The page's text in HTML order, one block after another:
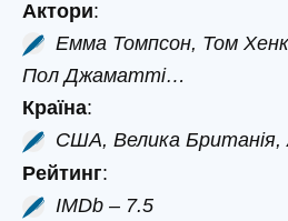
Актори:
Емма Томпсон, Том
Пол Джаматті…
Країна:
США, Велика Британія,
Рейтинг:
IMDb – 7.5